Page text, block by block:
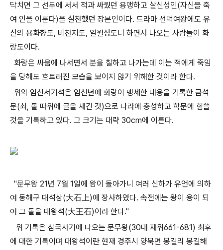
닥치면 그 선두에 서서 적과 싸웠던 용맹하고 살신성인(자신을 죽
여 인을 이룬다)을 실천했던 장본인이다. 드라마 선덕여왕에도 유
신의 용화향도, 비천지도, 일월성도니 하면서 나오는 사람들이 화
랑도이다.
화랑은 싸움에 나서면서 분을 칠하고 나가는데 이는 적에게 죽임
을 당해도 흐트러진 모습을 보이지 않기 위해한 것이라 한다.
위의 임신서기석은 임신년에 화랑이 맹세한 내용을 기록한 금석
문(쇠, 돌 따위에 글을 새긴 것)으로 나라에 충성하고 학문에 힘쓸
것을 기록하고 있다. 그 크기는 대략 30cm에 이른다.
"문무왕 21년 7월 1일에 왕이 돌아가니 여러 신하가 유언에 의하
여 동해구 대석상(大石上)에 장사하였다. 속전에는 왕이 용이 되
어 그 돌을 대왕석(大王石)이라 한다."
위 기록은 삼국사기에 나오는 문무왕(30대 재위661-681) 최후
에 대한 기록이며 대왕석이란 현재 경주시 양북면 봉길리 봉길해